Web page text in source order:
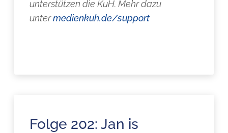
unterstützen die KuH. Mehr dazu
untermedienkuh.de/support
Folge 202: Jan is